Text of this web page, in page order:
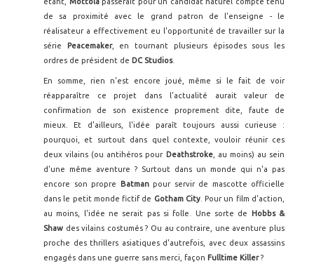
de sa proximité avec le grand patron de l'enseigne - le
réalisateur a effectivement eu l'opportunité de travailler sur la
série
Peacemaker, en tournant plusieurs épisodes sous les
ordres de président de DC Studios.
En somme, rien n'est encore joué, même si le fait de voir
réapparaître ce projet dans l'actualité aurait valeur de
confirmation de son existence proprement dite, faute de
mieux. Et d'ailleurs, l'idée paraît toujours aussi curieuse :
pourquoi, et surtout dans quel contexte, vouloir réunir ces
deux vilains (ou antihéros pour Deathstroke, au moins) au sein
d'une même aventure ? Surtout dans un monde qui n'a pas
encore son propre
Batmanpour servir de mascotte officielle
dans le petit monde fictif de Gotham City. Pour un film d'action,
au moins, l'idée ne serait pas si folle. Une sorte de
Hobbs &
Shaw des vilains costumés ? Ou au contraire, une aventure plus
proche des thrillers asiatiques d'autrefois, avec deux assassins
engagés dans une guerre sans merci, façon Fulltime Killer?